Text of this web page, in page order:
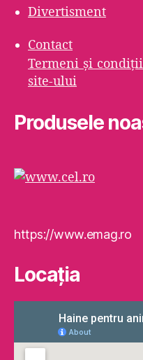
Divertisment
Contact
Termeni şi
site-ului
Produsele
https://www.emag.ro
Locaţia